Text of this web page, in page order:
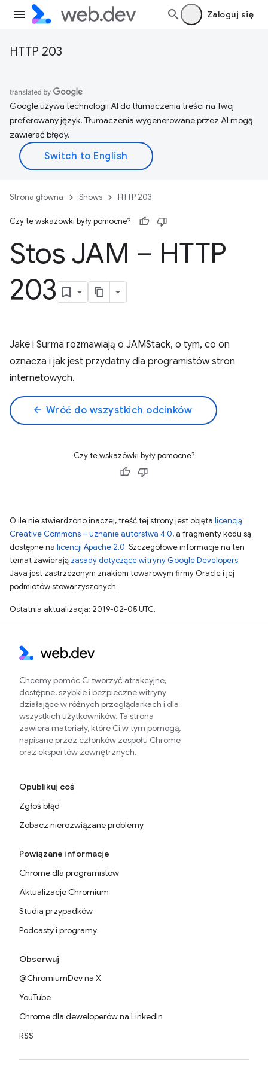
Zaloguj się
HTTP 203
Google używa technologii AI do tłumaczenia treści na Twój
preferowany język. Tłumaczenia wygenerowane przez AI mogą
zawierać błędy.
Strona główna Shows HTTP 203
Czy te wskazówki były pomocne?
Stos JAM – HTTP
203
Jake i Surma rozmawiają o JAMStack, o tym, co on
oznacza i jak jest przydatny dla programistów stron
internetowych.
arrow_back Wróć do wszystkich odcinków
Czy te wskazówki były pomocne?
O ile nie stwierdzono inaczej, treść tej strony jest objęta licencją
Creative Commons – uznanie autorstwa 4.0, a fragmenty kodu są
dostępne na licencji Apache 2.0. Szczegółowe informacje na ten
temat zawierają zasady dotyczące witryny Google Developers.
Java jest zastrzeżonym znakiem towarowym firmy Oracle i jej
podmiotów stowarzyszonych.
Ostatnia aktualizacja: 2019-02-05 UTC.
Chcemy pomóc Ci tworzyć atrakcyjne,
dostępne, szybkie i bezpieczne witryny
działające w różnych przeglądarkach i dla
wszystkich użytkowników. Ta strona
zawiera materiały, które Ci w tym pomogą,
napisane przez członków zespołu Chrome
oraz ekspertów zewnętrznych.
Opublikuj coś
Zgłoś błąd
Zobacz nierozwiązane problemy
Powiązane informacje
Chrome dla programistów
Aktualizacje Chromium
Studia przypadków
Podcasty i programy
Obserwuj
@ChromiumDev na X
YouTube
Chrome dla deweloperów na LinkedIn
RSS